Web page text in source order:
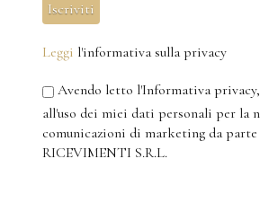
Leggi l'informativa sulla privacy
Avendo letto l'Informativa privacy,
all'uso dei miei dati personali per la
comunicazioni di marketing da
RICEVIMENTI S.R.L.